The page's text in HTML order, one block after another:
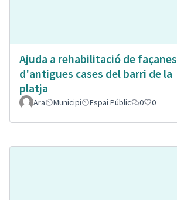
Ajuda a rehabilitació de façanes
d'antigues cases del barri de la
platja
Ara Municipi Espai Públic 0 0